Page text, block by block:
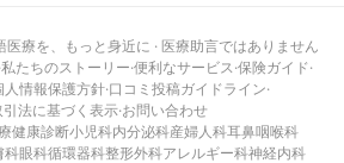
療を、もっと身近に · 医療助言ではありません
·私たちのストーリー·便利なサービス·保険ガイド·
人情報保護方針·口コミ投稿ガイドライン·
法に基づく表示·お問い合わせ
健康診断小児科内分泌科産婦人科耳鼻咽喉科
科眼科循環器科整形外科アレルギー科神経内科